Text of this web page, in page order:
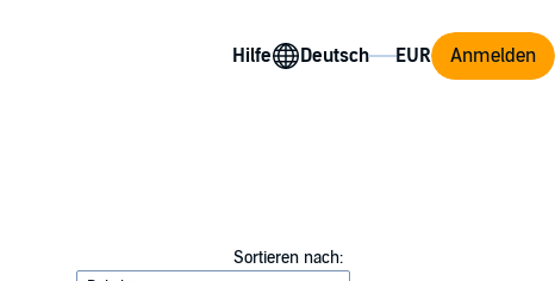
Hilfe Anmelden
Sortieren nach: